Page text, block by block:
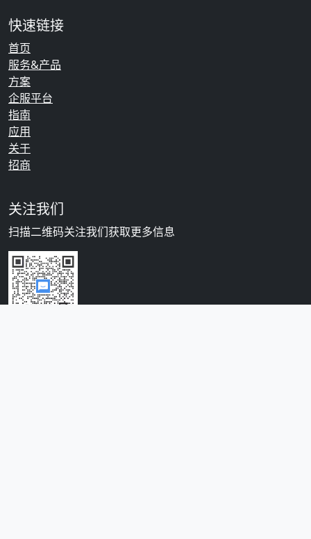
快速链接
首页
服务&产品
方案
企服平台
指南
应用
关于
招商
关注我们
扫描二维码关注我们获取更多信息